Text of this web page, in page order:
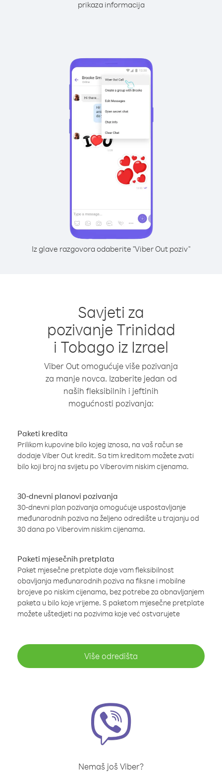
prikaza informacija
Iz glave razgovora odaberite "Viber Out poziv"
Savjeti za
pozivanje Trinidad
i Tobago iz Izrael
Viber Out omogućuje više pozivanja
za manje novca. Izaberite jedan od
naših fleksibilnih i jeftinih
mogućnosti pozivanja:
Paketi kredita
Prilikom kupovine bilo kojeg iznosa, na vaš račun se
dodaje Viber Out kredit. Sa tim kreditom možete zvati
bilo koji broj na svijetu po Viberovim niskim cijenama.
30-dnevni planovi pozivanja
30-dnevni plan pozivanja omogućuje uspostavljanje
međunarodnih poziva na željeno odredište u trajanju od
30 dana po Viberovim niskim cijenama.
Paketi mjesečnih pretplata
Paket mjesečne pretplate daje vam fleksibilnost
obavljanja međunarodnih poziva na fiksne i mobilne
brojeve po niskim cijenama, bez potrebe za obnavljanjem
paketa u bilo koje vrijeme. S paketom mjesečne pretplate
možete uštedjeti na pozivima koje već ostvarujete
Više odredišta
Nemaš još Viber?